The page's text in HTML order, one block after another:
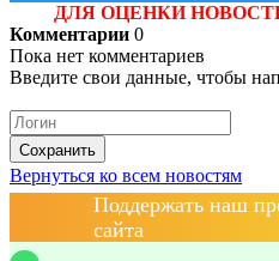
ДЛЯ ОЦЕНКИ
Комментарии 0
Пока нет комментариев
Введите свои данные, чтобы
Сохранить
Вернуться ко всем новостям
Поддержать наш
сайта